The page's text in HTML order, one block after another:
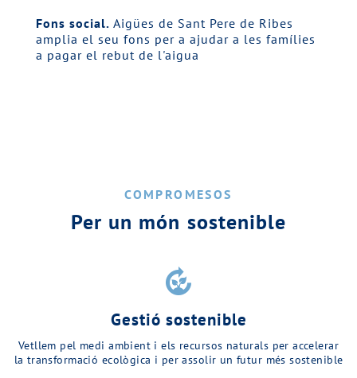
Fons social. Aigües de Sant Pere de Ribes
amplia el seu fons per a ajudar a les famílies
a pagar el rebut de l'aigua
COMPROMESOS
Per un món sostenible
compost
Gestió sostenible
Vetllem pel medi ambient i els recursos naturals per accelerar
la transformació ecològica i per assolir un futur més sostenible